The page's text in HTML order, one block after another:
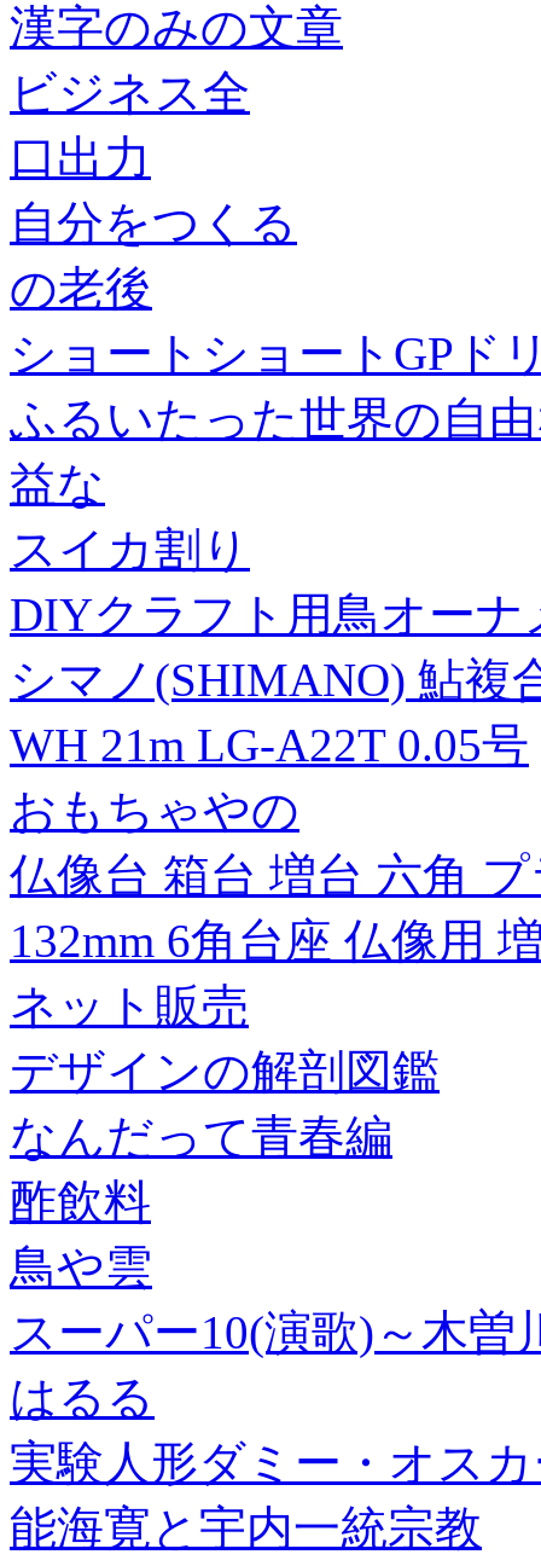
漢字のみの文章
ビジネス全
口出力
自分をつくる
の老後
ショートショートGPド
ふるいたった世界の自
益な
スイカ割り
DIYクラフト用鳥オーナ
シマノ(SHIMANO) 鮎
WH 21m LG-A22T 0.05号
おもちゃやの
仏像台 箱台 増台 六角
132mm 6角台座 仏像用
ネット販売
デザインの解剖図鑑
なんだって青春編
酢飲料
鳥や雲
スーパー10(演歌)～木曽
はるる
実験人形ダミー・オス
能海寛と宇内一統宗教